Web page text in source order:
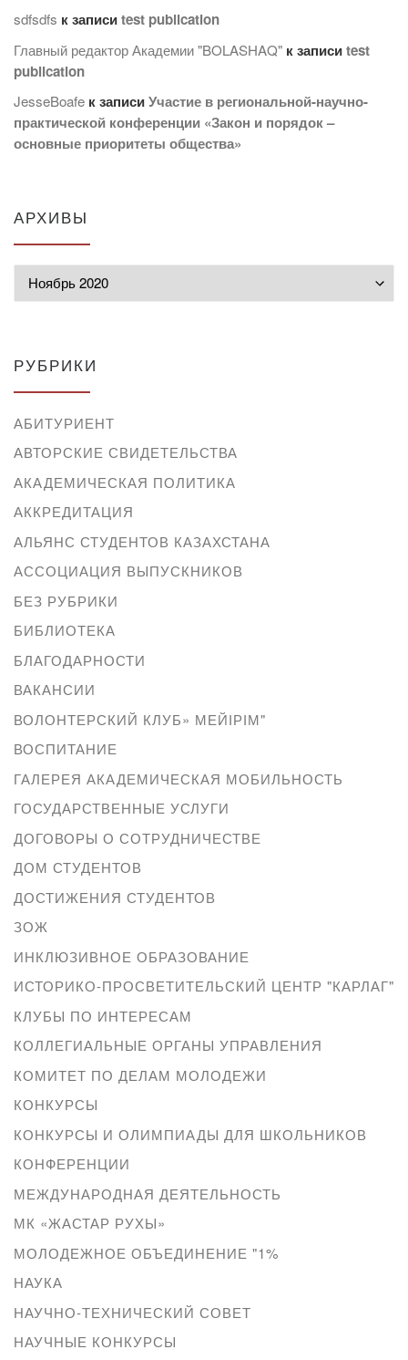
sdfsdfs к записиtest publication
Главный редактор Академии "BOLASHAQ" к записиtest
publication
JesseBoafe к записиУчастие в региональной-научно-
практической конференции «Закон и порядок –
основные приоритеты общества»
АРХИВЫ
РУБРИКИ
АБИТУРИЕНТ
АВТОРСКИЕ СВИДЕТЕЛЬСТВА
АКАДЕМИЧЕСКАЯ ПОЛИТИКА
АККРЕДИТАЦИЯ
АЛЬЯНС СТУДЕНТОВ КАЗАХСТАНА
АССОЦИАЦИЯ ВЫПУСКНИКОВ
БЕЗ РУБРИКИ
БИБЛИОТЕКА
БЛАГОДАРНОСТИ
ВАКАНСИИ
ВОЛОНТЕРСКИЙ КЛУБ» МЕЙІРІМ"
ВОСПИТАНИЕ
ГАЛЕРЕЯ АКАДЕМИЧЕСКАЯ МОБИЛЬНОСТЬ
ГОСУДАРСТВЕННЫЕ УСЛУГИ
ДОГОВОРЫ О СОТРУДНИЧЕСТВЕ
ДОМ СТУДЕНТОВ
ДОСТИЖЕНИЯ СТУДЕНТОВ
ЗОЖ
ИНКЛЮЗИВНОЕ ОБРАЗОВАНИЕ
ИСТОРИКО-ПРОСВЕТИТЕЛЬСКИЙ ЦЕНТР "КАРЛАГ"
КЛУБЫ ПО ИНТЕРЕСАМ
КОЛЛЕГИАЛЬНЫЕ ОРГАНЫ УПРАВЛЕНИЯ
КОМИТЕТ ПО ДЕЛАМ МОЛОДЕЖИ
КОНКУРСЫ
КОНКУРСЫ И ОЛИМПИАДЫ ДЛЯ ШКОЛЬНИКОВ
КОНФЕРЕНЦИИ
МЕЖДУНАРОДНАЯ ДЕЯТЕЛЬНОСТЬ
МК «ЖАСТАР РУХЫ»
МОЛОДЕЖНОЕ ОБЪЕДИНЕНИЕ "1%
НАУКА
НАУЧНО-ТЕХНИЧЕСКИЙ СОВЕТ
НАУЧНЫЕ КОНКУРСЫ